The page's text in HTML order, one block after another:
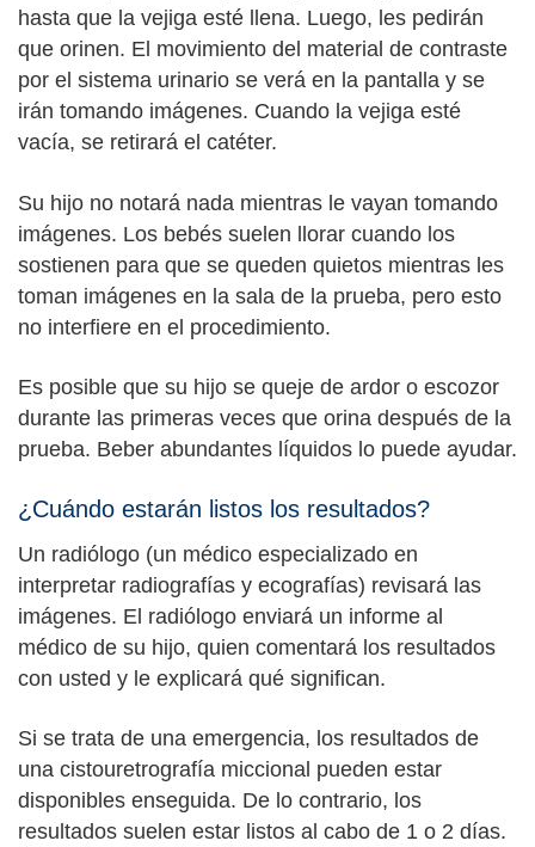
hasta que la vejiga esté llena. Luego, les pedirán
que orinen. El movimiento del material de contraste
por el sistema urinario se verá en la pantalla y se
irán tomando imágenes. Cuando la vejiga esté
vacía, se retirará el catéter.
Su hijo no notará nada mientras le vayan tomando
imágenes. Los bebés suelen llorar cuando los
sostienen para que se queden quietos mientras les
toman imágenes en la sala de la prueba, pero esto
no interfiere en el procedimiento.
Es posible que su hijo se queje de ardor o escozor
durante las primeras veces que orina después de la
prueba. Beber abundantes líquidos lo puede ayudar.
¿Cuándo estarán listos los resultados?
Un radiólogo (un médico especializado en
interpretar radiografías y ecografías) revisará las
imágenes. El radiólogo enviará un informe al
médico de su hijo, quien comentará los resultados
con usted y le explicará qué significan.
Si se trata de una emergencia, los resultados de
una cistouretrografía miccional pueden estar
disponibles enseguida. De lo contrario, los
resultados suelen estar listos al cabo de 1 o 2 días.